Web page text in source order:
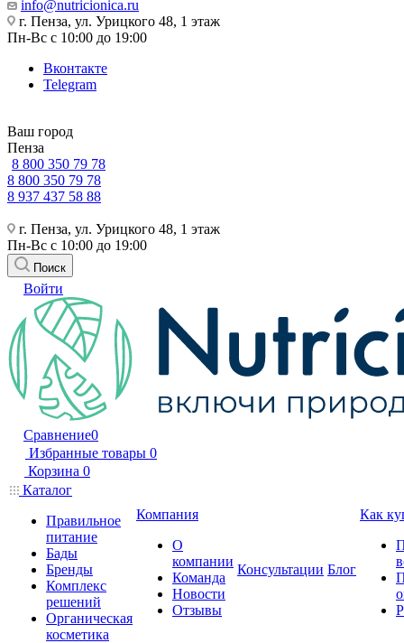
info@nutricionica.ru
г. Пенза, ул. Урицкого 48, 1 этаж
Пн-Вс с 10:00 до 19:00
Вконтакте
Telegram
Ваш город
Пенза
8 800 350 79 78
8 800 350 79 78
8 937 437 58 88
г. Пенза, ул. Урицкого 48, 1 этаж
Пн-Вс с 10:00 до 19:00
Поиск
Войти
Сравнение0
Избранные товары 0
Корзина 0
Каталог
Правильное
питание
Бады
Бренды
Комплекс
решений
Органическая
косметика
Компания
О
компании
Команда
Новости
Отзывы
Консультации Блог
Как